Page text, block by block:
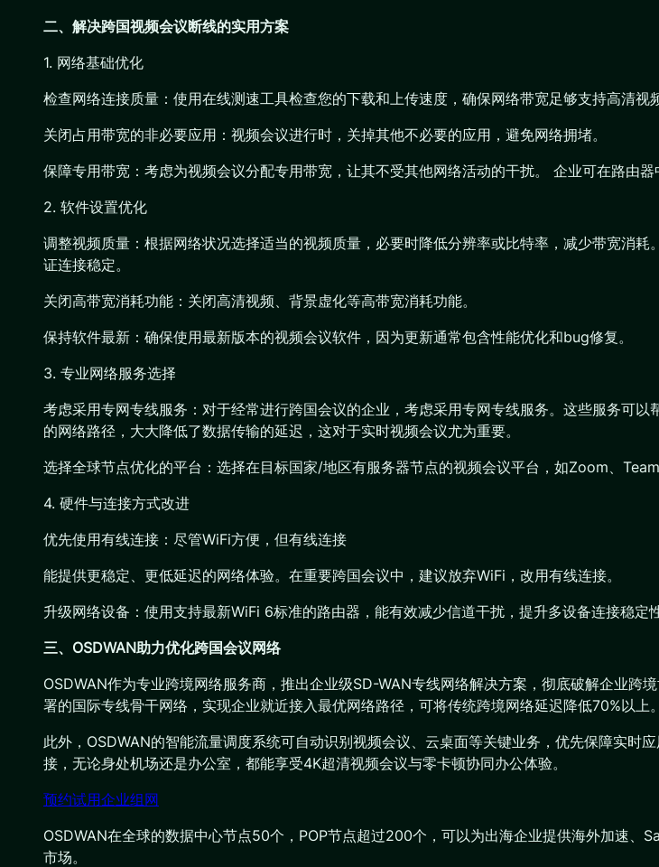
二、解决跨国视频会议断线的实用方案
1. 网络基础优化
检查网络连接质量：使用在线测速工具检查您的下载和上传速度，确保网络带宽足够支持高清
关闭占用带宽的非必要应用：视频会议进行时，关掉其他不必要的应用，避免网络拥堵。
保障专用带宽：考虑为视频会议分配专用带宽，让其不受其他网络活动的干扰。 企业可在路由器
2. 软件设置优化
调整视频质量：根据网络状况选择适当的视频质量，必要时降低分辨率或比特率，减少带宽消
证连接稳定。
关闭高带宽消耗功能：关闭高清视频、背景虚化等高带宽消耗功能。
保持软件最新：确保使用最新版本的视频会议软件，因为更新通常包含性能优化和bug修复。
3. 专业网络服务选择
考虑采用专网专线服务：对于经常进行跨国会议的企业，考虑采用专网专线服务。这些服务可
的网络路径，大大降低了数据传输的延迟，这对于实时视频会议尤为重要。
选择全球节点优化的平台：选择在目标国家/地区有服务器节点的视频会议平台，如Zoom、
4. 硬件与连接方式改进
优先使用有线连接：尽管WiFi方便，但有线连接
能提供更稳定、更低延迟的网络体验。在重要跨国会议中，建议放弃WiFi，改用有线连接。
升级网络设备：使用支持最新WiFi 6标准的路由器，能有效减少信道干扰，提升多设备连接稳定
三、OSDWAN助力优化跨国会议网络
OSDWAN作为专业跨境网络服务商，推出企业级SD-WAN专线网络解决方案，彻底破解企业
署的国际专线骨干网络，实现企业就近接入最优网络路径，可将传统跨境网络延迟降低70%以上。
此外，OSDWAN的智能流量调度系统可自动识别视频会议、云桌面等关键业务，优先保障实时
接，无论身处机场还是办公室，都能享受4K超清视频会议与零卡顿协同办公体验。
预约试用企业组网
OSDWAN在全球的数据中心节点50个，POP节点超过200个，可以为出海企业提供海外加速、
市场。